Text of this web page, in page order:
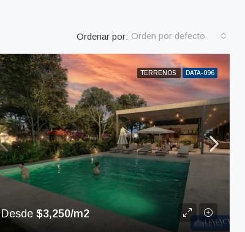
Ordenar por: Orden por defecto
TERRENOS DATA-096
Desde $3,250/m2